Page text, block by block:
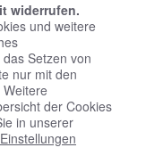
widerrufen.
und weitere
Setzen von
nur mit den
der Cookies
in unserer
Einstellungen